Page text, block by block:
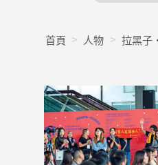
首頁 人物 拉黑子